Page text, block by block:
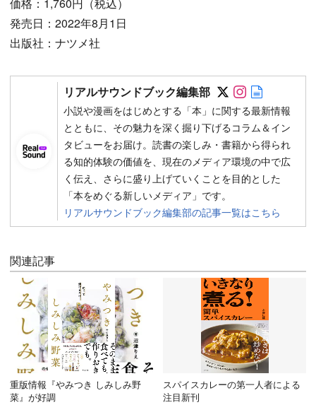
価格：1,760円（税込）
発売日：2022年8月1日
出版社：ナツメ社
リアルサウンドブック編集部 Follow on
Follow on
小説や漫画をはじめとする「本」に関する最新情報
とともに、その魅力を深く掘り下げるコラム＆イン
タビューをお届け。読書の楽しみ・書籍から得られ
る知的体験の価値を、現在のメディア環境の中で広
く伝え、さらに盛り上げていくことを目的とした
「本をめぐる新しいメディア」です。
リアルサウンドブック編集部の記事一覧はこちら
関連記事
重版情報『やみつき しみしみ野
菜』が好調
スパイスカレーの第一人者による
注目新刊